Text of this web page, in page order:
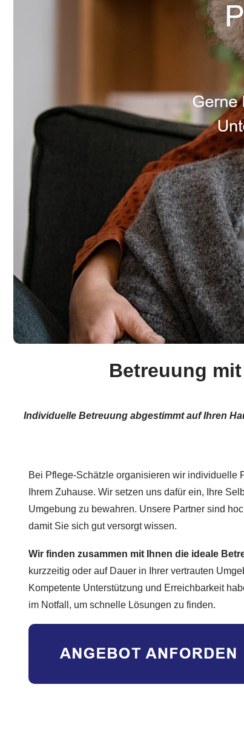
Betreuung
Individuelle Betreuung abgestimmt auf Ihren
Bei Pflege-Schätzle organisieren wir individuelle
Ihrem Zuhause. Wir setzen uns dafür ein, Ihre
Umgebung zu bewahren. Unsere Partner sind
damit Sie sich gut versorgt wissen.
Wir finden zusammen mit Ihnen die ideale
kurzzeitig oder auf Dauer in Ihrer vertrauten
Kompetente Unterstützung und Erreichbarkeit
im Notfall, um schnelle Lösungen zu finden.